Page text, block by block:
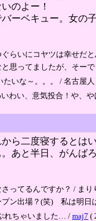
のよー！
ーベキュー。女の
いにコヤツは幸せだと
思ってましたが、そー
いな～。。。 / 名古屋人
わい、意気投合！や、
ら二度寝するとは
あと半日、がんばろ
ってるんですか？ / まり
ン出場？(笑) 私は明日
れちゃいました… / maj7 (